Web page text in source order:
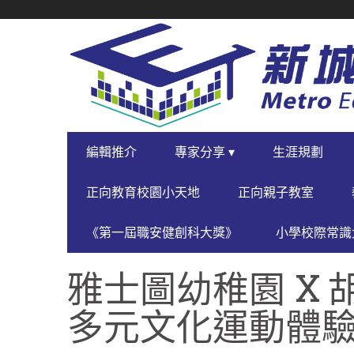
NAVIGATION
PRIMARY
NAVIGATION
編輯推介 專家分享 ▾ 生涯規劃
正向教育校園小天地 正向親子教室
《第一屆職安健創科大獎》 小學校際常
雅士圖幼稚園 X
多元文化運動體